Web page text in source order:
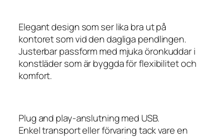
Elegant design som ser lika bra ut på
kontoret som vid den dagliga pendlingen.
Justerbar passform med mjuka öronkuddar i
konstläder som är byggda för flexibilitet och
komfort.
Plug and play-anslutning med USB.
Enkel transport eller förvaring tack vare en